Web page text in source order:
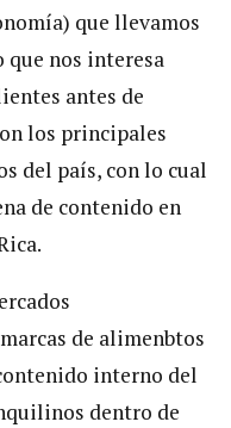
que llevamos
que nos interesa
antes de
los principales
del país, con lo cual
de contenido en
de alimenbtos
interno del
dentro de